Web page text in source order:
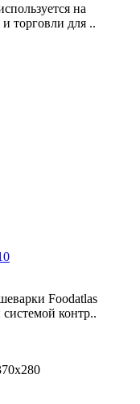
на
торговли для ..
Foodatlas
контр..